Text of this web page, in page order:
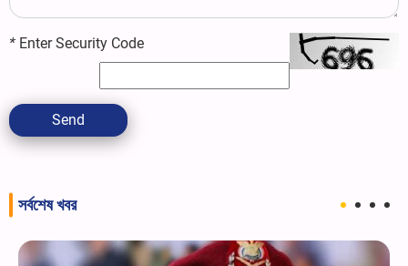
* Enter Security Code
Send
সর্বশেষ খবর